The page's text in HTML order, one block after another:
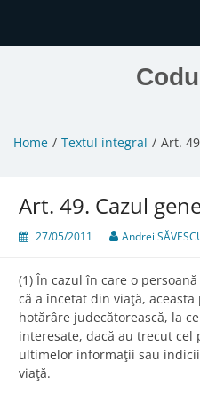
Home Textul integral Art.
Art. 49. Cazul
27/05/2011 Andrei
(1) În cazul în care o
că a încetat din viaţă,
hotărâre judecătorească, la
interesate, dacă au trecut
ultimelor informaţii sau
viaţă.